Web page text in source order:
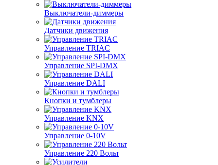
Выключатели-диммеры
Датчики движения
Управление TRIAC
Управление SPI-DMX
Управление DALI
Кнопки и тумблеры
Управление KNX
Управление 0-10V
Управление 220 Вольт